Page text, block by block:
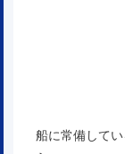
船に常備して